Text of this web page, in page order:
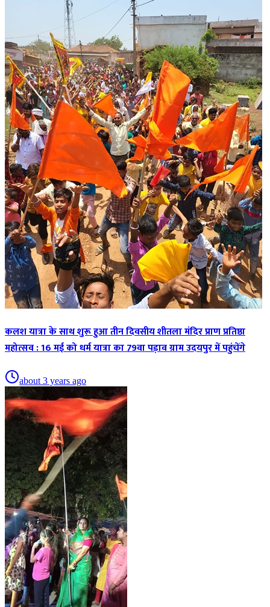
कलश यात्रा के साथ शुरू हुआ तीन दिवसीय शीतला मंदिर प्राण प्रतिष्ठा
महोत्सव : 16 मई को धर्म यात्रा का 79वा पड़ाव ग्राम उदयपुर में पहुंचेंगे
about 3 years ago